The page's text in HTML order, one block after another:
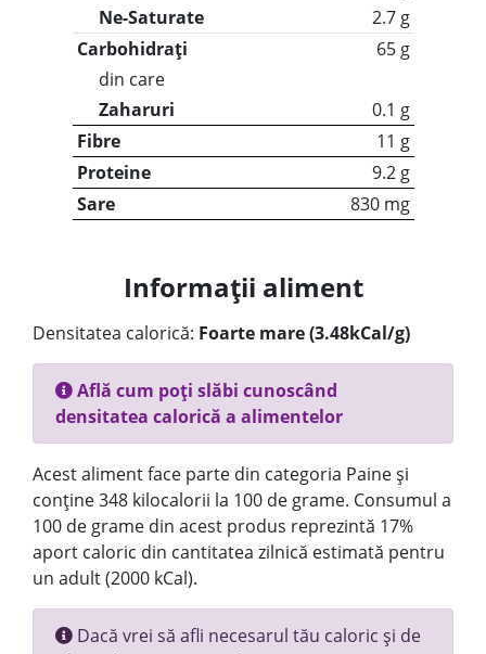
Ne-Saturate
2.7 g
Carbohidrați
65 g
din care
Zaharuri
0.1 g
Fibre
11 g
Proteine
9.2 g
Sare
830 mg
Informații aliment
Densitatea calorică: Foarte mare (3.48kCal/g)
Află cum poți slăbi cunoscând
densitatea calorică a alimentelor
Acest aliment face parte din categoria Paine și
conține 348 kilocalorii la 100 de grame. Consumul a
100 de grame din acest produs reprezintă 17%
aport caloric din cantitatea zilnică estimată pentru
un adult (2000 kCal).
Dacă vrei să afli necesarul tău caloric și de